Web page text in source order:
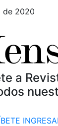
de 2020
a